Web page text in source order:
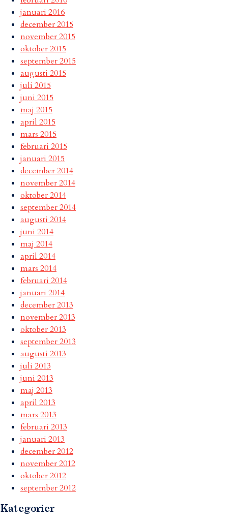
januari 2016
december 2015
november 2015
oktober 2015
september 2015
augusti 2015
juli 2015
juni 2015
maj 2015
april 2015
mars 2015
februari 2015
januari 2015
december 2014
november 2014
oktober 2014
september 2014
augusti 2014
juni 2014
maj 2014
april 2014
mars 2014
februari 2014
januari 2014
december 2013
november 2013
oktober 2013
september 2013
augusti 2013
juli 2013
juni 2013
maj 2013
april 2013
mars 2013
februari 2013
januari 2013
december 2012
november 2012
oktober 2012
september 2012
Kategorier